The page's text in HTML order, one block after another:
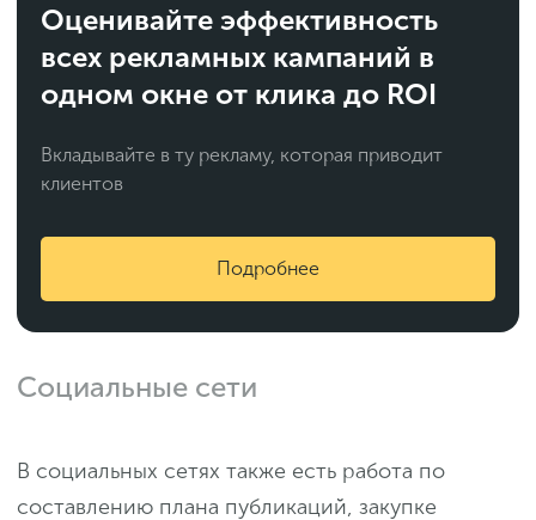
Оценивайте эффективность
всех рекламных кампаний в
одном окне от клика до ROI
Вкладывайте в ту рекламу, которая приводит
клиентов
Подробнее
Социальные сети
В социальных сетях также есть работа по
составлению плана публикаций, закупке